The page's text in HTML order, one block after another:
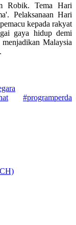
Robik. Tema Hari
Pelaksanaan Hari
kepada rakyat
gaya hidup demi
menjadikan Malaysia
#programperda